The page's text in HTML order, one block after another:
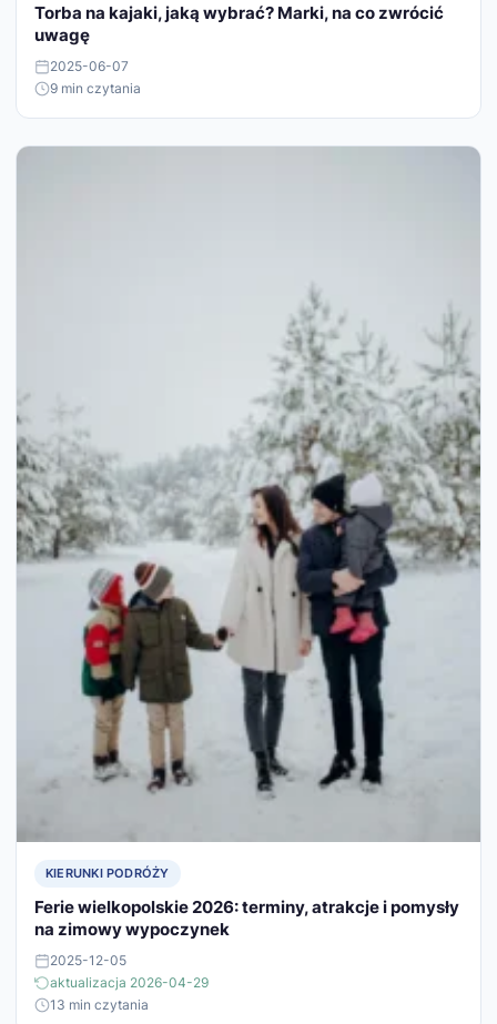
Torba na kajaki, jaką wybrać? Marki, na co zwrócić
uwagę
2025-06-07
9 min czytania
KIERUNKI PODRÓŻY
Ferie wielkopolskie 2026: terminy, atrakcje i pomysły
na zimowy wypoczynek
2025-12-05
aktualizacja 2026-04-29
13 min czytania